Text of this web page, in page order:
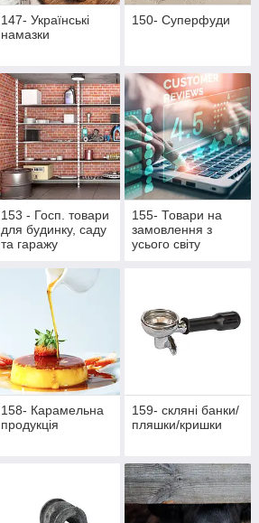
147- Українські
намазки
150- Суперфуди
153 - Госп. товари
для будинку, саду
та гаражу
155- Товари на
замовлення з
усього світу
158- Карамельна
продукція
159- скляні банки/
пляшки/кришки